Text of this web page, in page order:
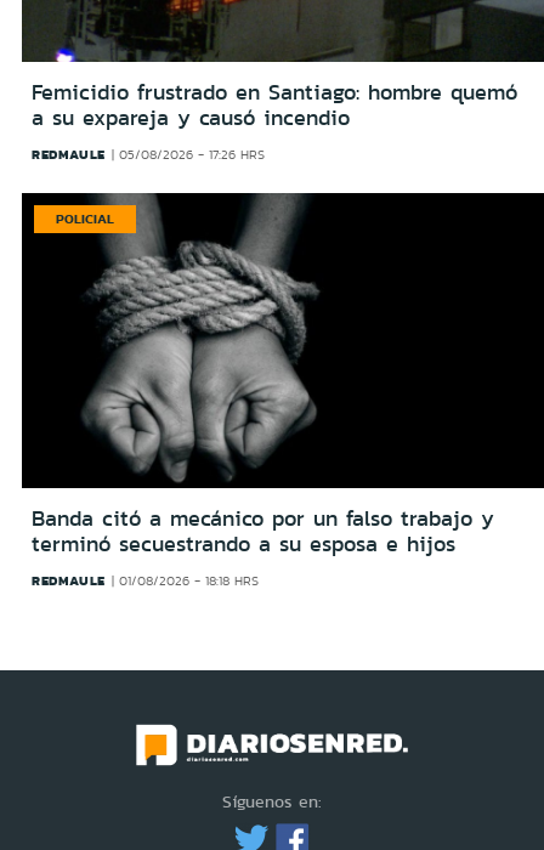
Femicidio frustrado en Santiago: hombre quemó
a su expareja y causó incendio
REDMAULE 05/08/2026 - 17:26 HRS
POLICIAL
Banda citó a mecánico por un falso trabajo y
terminó secuestrando a su esposa e hijos
REDMAULE 01/08/2026 - 18:18 HRS
Síguenos en: